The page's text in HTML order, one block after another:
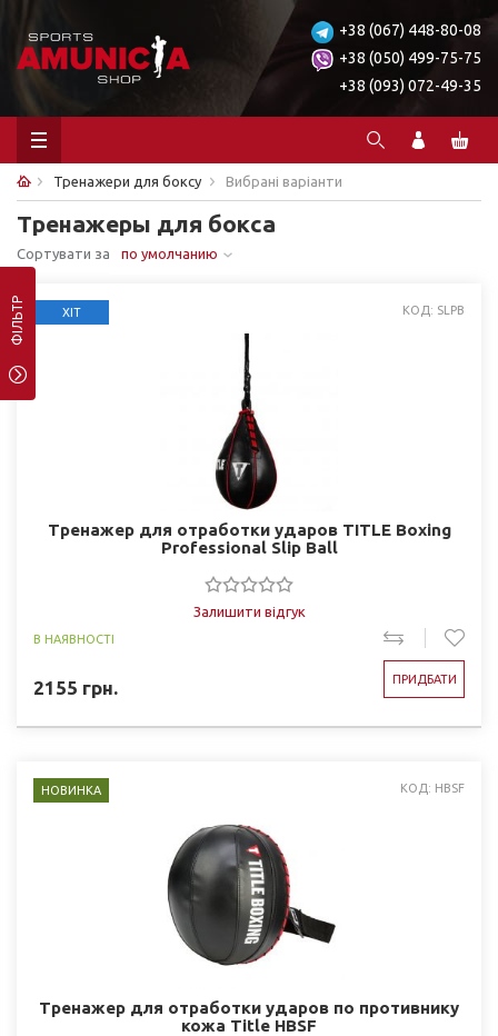
+38 (067) 448-80-08
+38 (050) 499-75-75
+38 (093) 072-49-35
Тренажери для боксу Вибрані варіанти
Тренажеры для бокса
Сортувати за по умолчанию
ФІЛЬТР ХІТ КОД: SLPB
Тренажер для отработки ударов TITLE Boxing
Professional Slip Ball
Залишити відгук
В НАЯВНОСТІ
2155 грн. ПРИДБАТИ
НОВИНКА КОД: HBSF
Тренажер для отработки ударов по противнику
кожа Title HBSF